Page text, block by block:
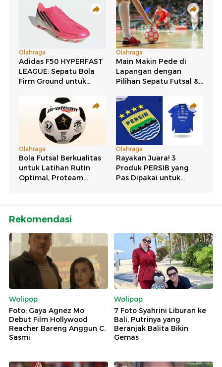
Rekomendasi
Wolipop
Foto: Gaya Agnez Mo
Debut Film Hollywood
Reacher Bareng Anggun C.
Sasmi
Wolipop
7 Foto Syahrini Liburan ke
Bali, Putrinya yang
Beranjak Balita Bikin
Gemas